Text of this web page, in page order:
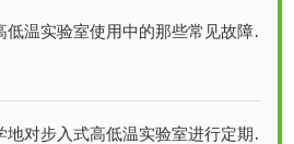
实验室使用中的那些常见故障与解决技巧
步入式高低温实验室进行定期维护保养